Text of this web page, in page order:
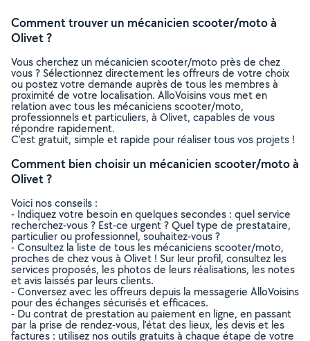
Comment trouver un mécanicien scooter/moto à
Olivet ?
Vous cherchez un mécanicien scooter/moto près de chez
vous ? Sélectionnez directement les offreurs de votre choix
ou postez votre demande auprès de tous les membres à
proximité de votre localisation. AlloVoisins vous met en
relation avec tous les mécaniciens scooter/moto,
professionnels et particuliers, à Olivet, capables de vous
répondre rapidement.
C’est gratuit, simple et rapide pour réaliser tous vos projets !
Comment bien choisir un mécanicien scooter/moto à
Olivet ?
Voici nos conseils :
- Indiquez votre besoin en quelques secondes : quel service
recherchez-vous ? Est-ce urgent ? Quel type de prestataire,
particulier ou professionnel, souhaitez-vous ?
- Consultez la liste de tous les mécaniciens scooter/moto,
proches de chez vous à Olivet ! Sur leur profil, consultez les
services proposés, les photos de leurs réalisations, les notes
et avis laissés par leurs clients.
- Conversez avec les offreurs depuis la messagerie AlloVoisins
pour des échanges sécurisés et efficaces.
- Du contrat de prestation au paiement en ligne, en passant
par la prise de rendez-vous, l’état des lieux, les devis et les
factures : utilisez nos outils gratuits à chaque étape de votre